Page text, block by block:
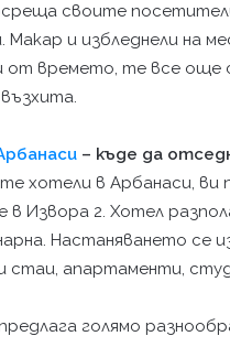
своите
Макар и избледнели на
от времето, те все още
– къде да
хотели в Арбанаси, ви
Извора 2. Хотел
Настаняването се
стаи, апартаменти,
голямо